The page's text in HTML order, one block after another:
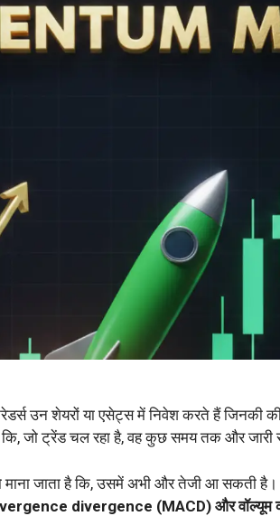
उन शेयरों या एसेट्स में निवेश करते हैं जिनकी
कि, जो ट्रेंड चल रहा है, वह कुछ समय तक और जारी
माना जाता है कि, उसमें अभी और तेजी आ सकती
divergence (MACD) और वॉल्यूम